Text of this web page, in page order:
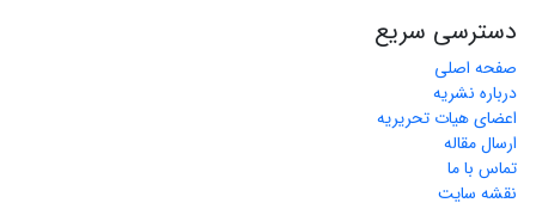
دسترسی سریع
صفحه اصلی
درباره نشریه
اعضای هیات تحریریه
ارسال مقاله
تماس با ما
نقشه سایت